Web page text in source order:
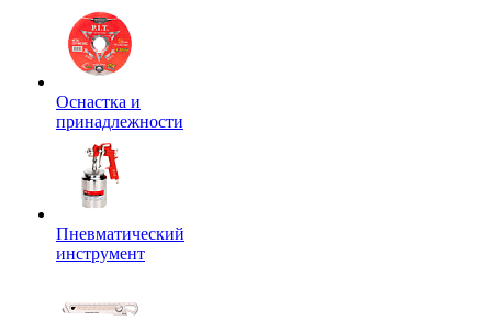
Оснастка и
принадлежности
Пневматический
инструмент